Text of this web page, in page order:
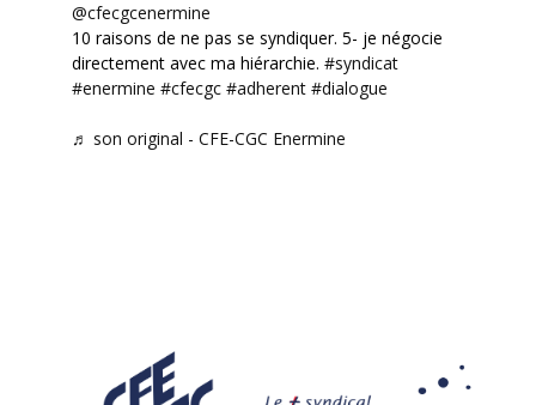
@cfecgcenermine
10 raisons de ne pas se syndiquer. 5- je négocie
directement avec ma hiérarchie. #syndicat
#enermine #cfecgc #adherent #dialogue
♬ son original - CFE-CGC Enermine